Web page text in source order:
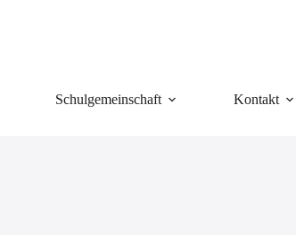
Schulgemeinschaft Kontakt